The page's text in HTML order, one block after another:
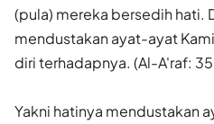
(pula) mereka bersedih hati.
mendustakan ayat-ayat
diri terhadapnya. (Al-A'raf:
Yakni hatinya mendustakan